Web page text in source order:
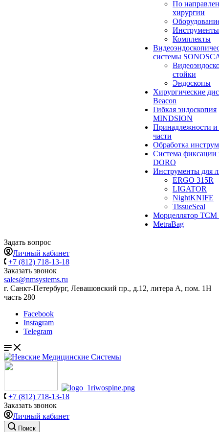
По
хирургии
Инструменты
Комплекты
системы
стойки
Эндоскопы
Хирургические
Beacon
Гибкая эндоскопия
MINDSION
Принадлежности и
части
Обработка
Система фиксации
DORO
Инструменты для
ERGO 315R
LIGATOR
NightKNIFE
TissueSeal
Морцеллятор ТСМ
MetraBag
Задать вопрос
Личный кабинет
+7 (812) 718-13-18
Заказать звонок
sales@nmsystems.ru
г. Санкт-Петербург, Левашовский пр., д.12, литера А, пом. 1Н
часть 280
Facebook
Instagram
Telegram
+7 (812) 718-13-18
Заказать звонок
Личный кабинет
Поиск